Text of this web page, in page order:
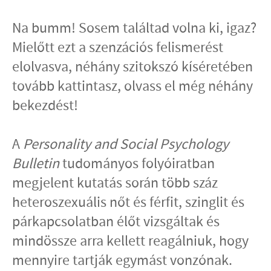
Na bumm! Sosem találtad volna ki, igaz?
Mielőtt ezt a szenzációs felismerést
elolvasva, néhány szitokszó kíséretében
tovább kattintasz, olvass el még néhány
bekezdést!
A Personality and Social Psychology
Bulletintudományos folyóiratban
megjelent kutatás során több száz
heteroszexuális nőt és férfit, szinglit és
párkapcsolatban élőt vizsgáltak és
mindössze arra kellett reagálniuk, hogy
mennyire tartják egymást vonzónak.